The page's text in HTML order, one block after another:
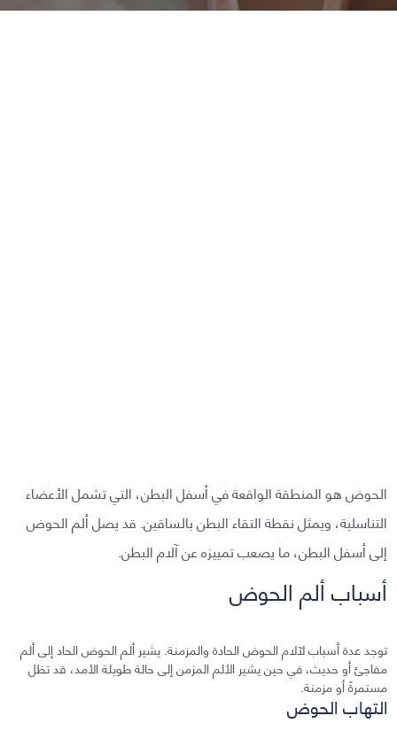
الحوض هو المنطقة الواقعة في أسفل البطن، التي تشمل الأعضاء
التناسلية، ويمثل نقطة التقاء البطن بالساقين. قد يصل ألم الحوض
إلى أسفل البطن، ما يصعب تمييزه عن آلام البطن.
أسباب ألم الحوض
توجد عدة أسباب لآلام الحوض الحادة والمزمنة. يشير ألم الحوض الحاد إلى ألم
مفاجئ أو حديث، في حين يشير الألم المزمن إلى حالة طويلة الأمد، قد تظل
مستمرةً أو مزمنة.
التهاب الحوض